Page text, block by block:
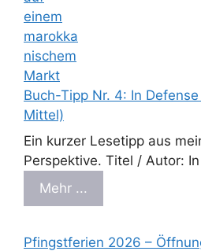
Buch-Tipp Nr. 4: In
Mittel)
Ein kurzer Lesetipp aus
Perspektive. Titel / Autor:
Mehr ...
Pfingstferien 2026 –